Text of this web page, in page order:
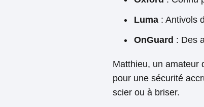
Luma : Antivols
OnGuard : Des
Matthieu, un amateur
pour une sécurité
scier ou à briser.